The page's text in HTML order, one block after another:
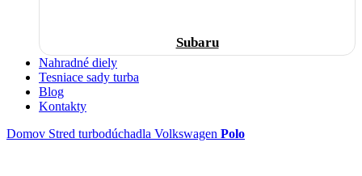
Subaru
Nahradné diely
Tesniace sady turba
Blog
Kontakty
Domov Stred turbodúchadla Volkswagen Polo